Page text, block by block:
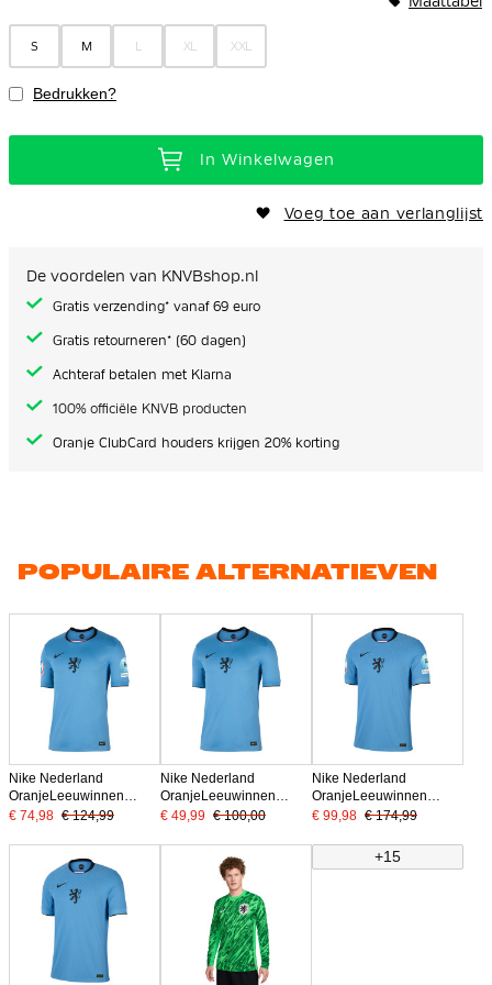
S M L XL XXL
Bedrukken?
In Winkelwagen
Voeg toe aan verlanglijst
De voordelen van KNVBshop.nl
Gratis verzending* vanaf 69 euro
Gratis retourneren* (60 dagen)
Achteraf betalen met Klarna
100% officiële KNVB producten
Oranje ClubCard houders krijgen 20% korting
POPULAIRE ALTERNATIEVEN
Nike Nederland
OranjeLeeuwinnen
Uitshirt 2025-2027
Badges
€ 74,98 € 124,99
Nike Nederland
OranjeLeeuwinnen
Uitshirt 2025-2027
€ 49,99 € 100,00
Nike Nederland
OranjeLeeuwinnen
Uitshirt Authentic 2025-
Badges
€ 99,98 € 174,99
+15